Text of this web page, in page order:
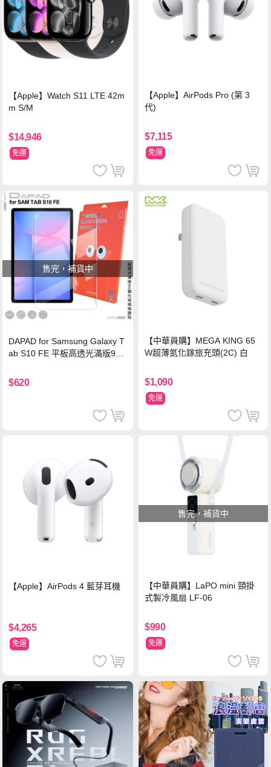
【Apple】Watch S11 LTE 42m
m S/M
$14,946
免運
【Apple】AirPods Pro (第 3
代)
$7,115
免運
售完，補貨中
DAPAD for Samsung Galaxy T
ab S10 FE 平板高透光滿版9H
$620
【中華員購】MEGA KING 65
W超薄氮化鎵旅充頭(2C) 白
$1,090
免運
【Apple】AirPods 4 藍芽耳機
$4,265
免運
售完，補貨中
【中華員購】LaPO mini 頸掛
式製冷風扇 LF-06
$990
免運